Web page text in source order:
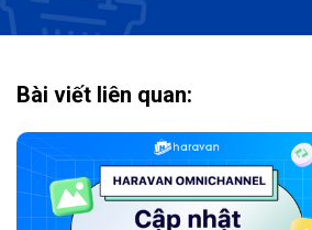
Bài viết liên quan: